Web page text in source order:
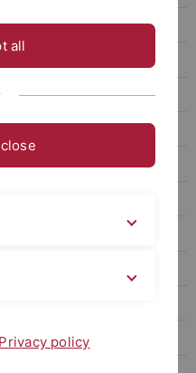
Education
all
Privacy policy